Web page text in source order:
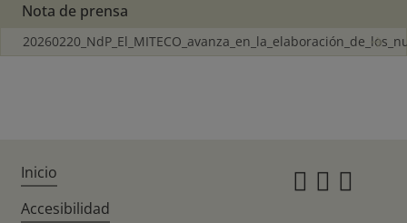
Nota de prensa
Inicio
Accesibilidad